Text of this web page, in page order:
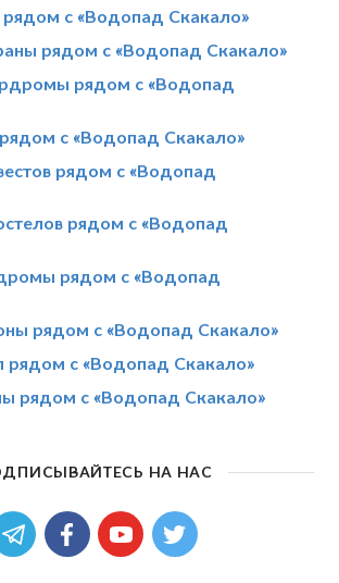
с «Водопад Скакало»
рядом с «Водопад Скакало»
рядом с «Водопад
с «Водопад Скакало»
рядом с «Водопад
рядом с «Водопад
рядом с «Водопад
рядом с «Водопад Скакало»
рядом с «Водопад Скакало»
рядом с «Водопад Скакало»
НА НАС